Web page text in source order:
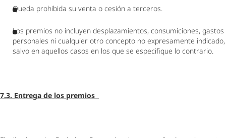
Queda prohibida su venta o cesión a terceros.
Los premios no incluyen desplazamientos, consumiciones, gastos
personales ni cualquier otro concepto no expresamente indicado,
salvo en aquellos casos en los que se especifique lo contrario.
7.3. Entrega de los premios